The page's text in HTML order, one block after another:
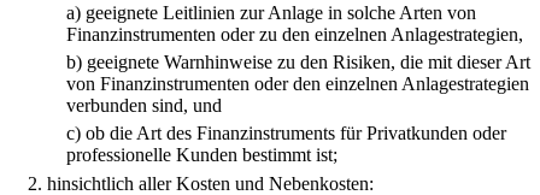
a) geeignete Leitlinien zur Anlage in solche Arten von
Finanzinstrumenten oder zu den einzelnen Anlagestrategien,
b) geeignete Warnhinweise zu den Risiken, die mit dieser Art
von Finanzinstrumenten oder den einzelnen Anlagestrategien
verbunden sind, und
c) ob die Art des Finanzinstruments für Privatkunden oder
professionelle Kunden bestimmt ist;
2. hinsichtlich aller Kosten und Nebenkosten: